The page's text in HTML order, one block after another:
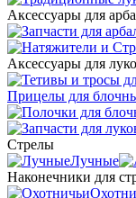
Аксессуары для
Аксессуары для
Прицелы для
Стрелы
Лучные
Наконечники для